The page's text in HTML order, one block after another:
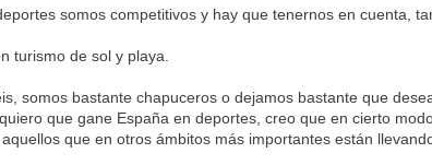
somos competitivos y hay que tenernos en cuenta,
turismo de sol y playa.
somos bastante chapuceros o dejamos bastante que
que gane España en deportes, creo que en cierto
que en otros ámbitos más importantes están